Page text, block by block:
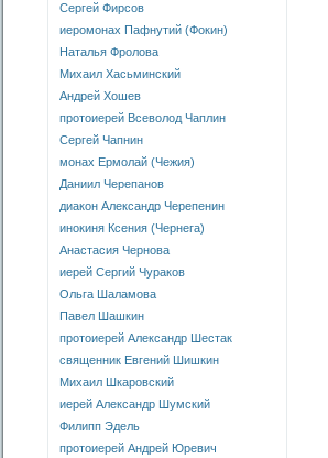
Сергей Фирсов
иеромонах Пафнутий (Фокин)
Наталья Фролова
Михаил Хасьминский
Андрей Хошев
протоиерей Всеволод Чаплин
Сергей Чапнин
монах Ермолай (Чежия)
Даниил Черепанов
диакон Александр Черепенин
инокиня Ксения (Чернега)
Анастасия Чернова
иерей Сергий Чураков
Ольга Шаламова
Павел Шашкин
протоиерей Александр Шестак
священник Евгений Шишкин
Михаил Шкаровский
иерей Александр Шумский
Филипп Эдель
протоиерей Андрей Юревич